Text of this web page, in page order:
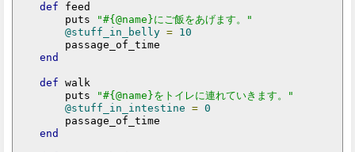
def feed
        puts
"#{@name}にご飯をあげます。"
@stuff_in_belly = 10
        passage_of_time
end
def walk
        puts
"#{@name}をトイレに連れていきます。"
@stuff_in_intestine = 0
        passage_of_time
end